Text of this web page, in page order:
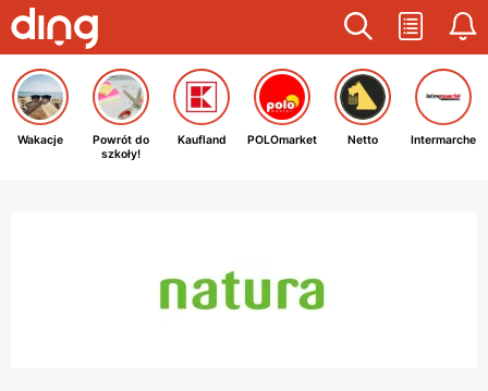
Wakacje
Powrót do
szkoły!
Kaufland POLOmarket Netto Intermarche